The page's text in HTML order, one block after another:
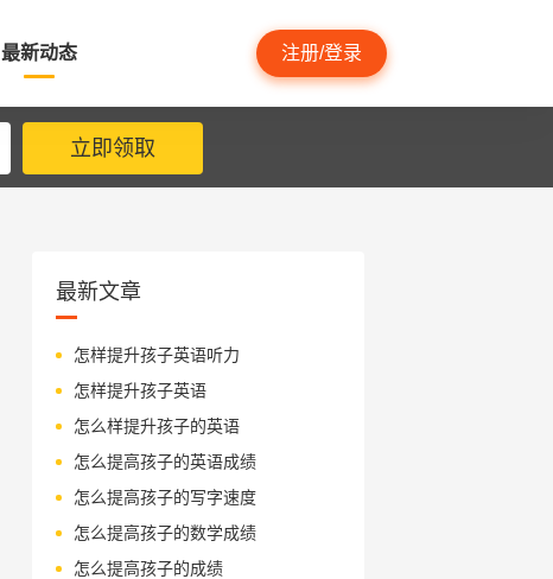
最新动态 注册/登录
立即领取
最新文章
怎样提升孩子英语听力
怎样提升孩子英语
怎么样提升孩子的英语
怎么提高孩子的英语成绩
怎么提高孩子的写字速度
怎么提高孩子的数学成绩
怎么提高孩子的成绩